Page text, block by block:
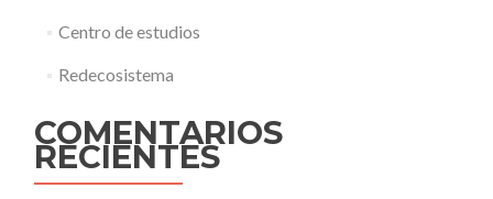
Centro de estudios
Redecosistema
COMENTARIOS
RECIENTES